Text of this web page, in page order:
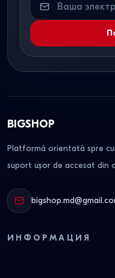
BIGSHOP
Platformă orientată spre
suport ușor de accesat din
ИНФОРМАЦИЯ